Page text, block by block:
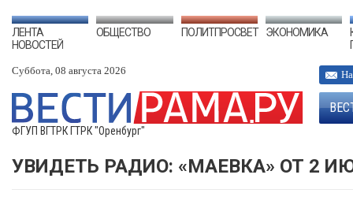
ЛЕНТА
НОВОСТЕЙ
ОБЩЕСТВО ПОЛИТПРОСВЕТ ЭКОНОМИКА
Суббота, 08 августа 2026
ФГУП ВГТРК ГТРК "Оренбург"
УВИДЕТЬ РАДИО: «МАЕВКА» ОТ 2